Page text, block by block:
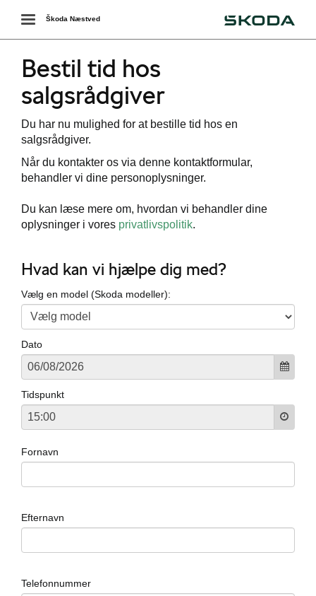
Toggle
navigation
Škoda Næstved
Bestil tid hos
salgsrådgiver
Du har nu mulighed for at bestille tid hos en
salgsrådgiver.
Når du kontakter os via denne kontaktformular,
behandler vi dine personoplysninger.
Du kan læse mere om, hvordan vi behandler dine
oplysninger i vores privatlivspolitik.
Hvad kan vi hjælpe dig med?
Vælg en model (Skoda modeller):
Dato
Tidspunkt
Fornavn
Efternavn
Telefonnummer